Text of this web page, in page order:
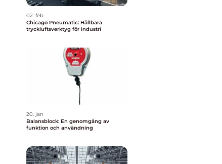
02. feb
Chicago Pneumatic: Hållbara
tryckluftsverktyg för industri
20. jan
Balansblock: En genomgång av
funktion och användning